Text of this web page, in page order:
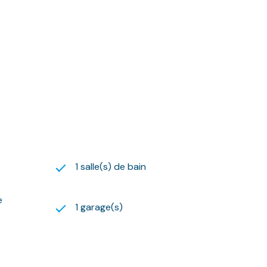
:
1 salle(s) de bain
1 garage(s)